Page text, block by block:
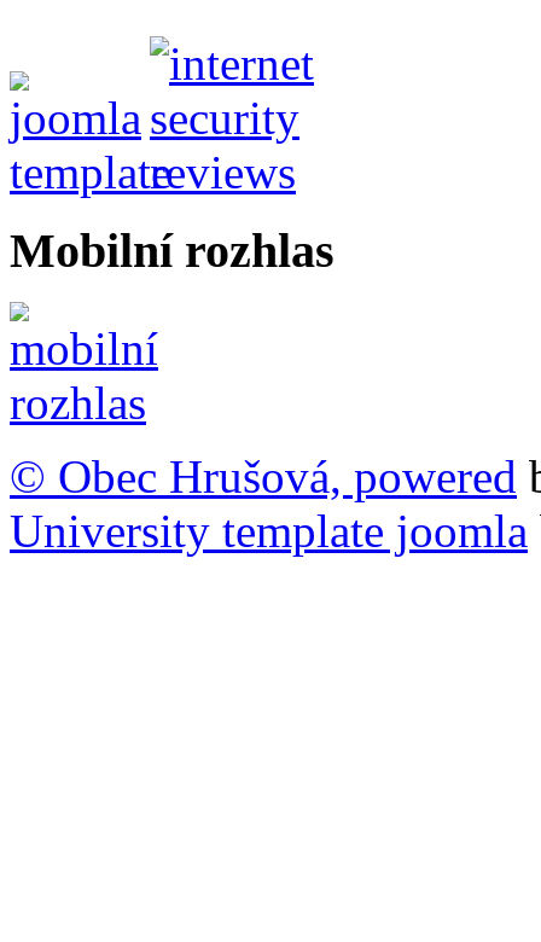
Mobilní rozhlas
© Obec Hrušová, powered
University template joomla